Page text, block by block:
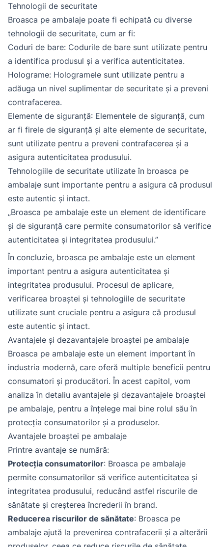
Tehnologii de securitate
Broasca pe ambalaje poate fi echipată cu diverse
tehnologii de securitate, cum ar fi:
Coduri de bare: Codurile de bare sunt utilizate pentru
a identifica produsul și a verifica autenticitatea.
Holograme: Hologramele sunt utilizate pentru a
adăuga un nivel suplimentar de securitate și a preveni
contrafacerea.
Elemente de siguranță: Elementele de siguranță, cum
ar fi firele de siguranță și alte elemente de securitate,
sunt utilizate pentru a preveni contrafacerea și a
asigura autenticitatea produsului.
Tehnologiile de securitate utilizate în broasca pe
ambalaje sunt importante pentru a asigura că produsul
este autentic și intact.
„Broasca pe ambalaje este un element de identificare
și de siguranță care permite consumatorilor să verifice
autenticitatea și integritatea produsului.”
În concluzie, broasca pe ambalaje este un element
important pentru a asigura autenticitatea și
integritatea produsului. Procesul de aplicare,
verificarea broaștei și tehnologiile de securitate
utilizate sunt cruciale pentru a asigura că produsul
este autentic și intact.
Avantajele și dezavantajele broaștei pe ambalaje
Broasca pe ambalaje este un element important în
industria modernă, care oferă multiple beneficii pentru
consumatori și producători. În acest capitol, vom
analiza în detaliu avantajele și dezavantajele broaștei
pe ambalaje, pentru a înțelege mai bine rolul său în
protecția consumatorilor și a produselor.
Avantajele broaștei pe ambalaje
Printre avantaje se numără:
Protecția consumatorilor: Broasca pe ambalaje
permite consumatorilor să verifice autenticitatea și
integritatea produsului, reducând astfel riscurile de
sănătate și creșterea încrederii în brand.
Reducerea riscurilor de sănătate: Broasca pe
ambalaje ajută la prevenirea contrafacerii și a alterării